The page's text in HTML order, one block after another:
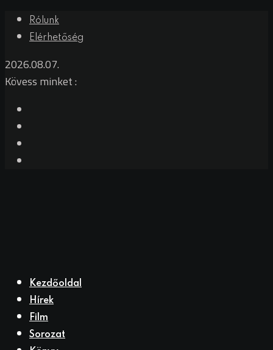
Rólunk
Elérhetőség
2026.08.07.
Kövess minket :
Kezdőoldal
Hírek
Film
Sorozat